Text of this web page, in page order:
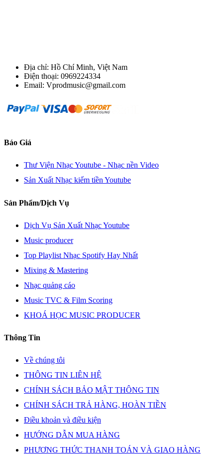
Địa chỉ: Hồ Chí Minh, Việt Nam
Điện thoại: 0969224334
Email: Vprodmusic@gmail.com
Báo Giá
Thư Viện Nhạc Youtube - Nhạc nền Video
Sản Xuất Nhạc kiếm tiền Youtube
Sản Phẩm/Dịch Vụ
Dịch Vụ Sản Xuất Nhạc Youtube
Music producer
Top Playlist Nhạc Spotify Hay Nhất
Mixing & Mastering
Nhạc quảng cáo
Music TVC & Film Scoring
KHOÁ HỌC MUSIC PRODUCER
Thông Tin
Về chúng tôi
THÔNG TIN LIÊN HỆ
CHÍNH SÁCH BẢO MẬT THÔNG TIN
CHÍNH SÁCH TRẢ HÀNG, HOÀN TIỀN
Điều khoản và điều kiện
HƯỚNG DẪN MUA HÀNG
PHƯƠNG THỨC THANH TOÁN VÀ GIAO HÀNG